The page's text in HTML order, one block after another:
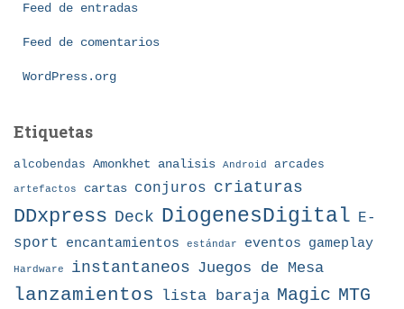
Feed de entradas
Feed de comentarios
WordPress.org
Etiquetas
alcobendas Amonkhet analisis Android arcades
artefactos cartas conjuros criaturas
DDxpress Deck DiogenesDigital E-
sport
encantamientos estándar eventos gameplay
Hardware instantaneos Juegos de Mesa
lanzamientos lista baraja Magic MTG